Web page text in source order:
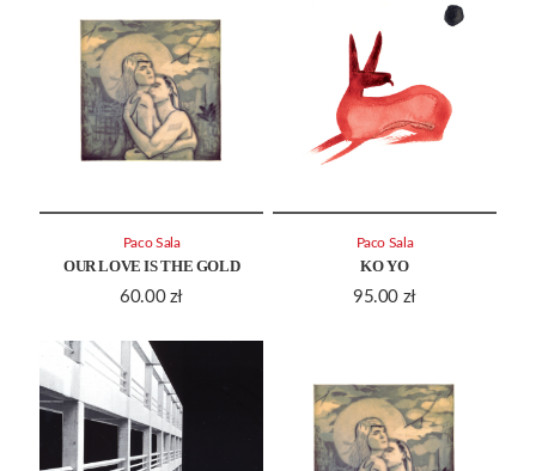
OUR LOVE IS THE GOLD
60.00 zł
Paco Sala
KO YO
95.00 zł
Paco Sala